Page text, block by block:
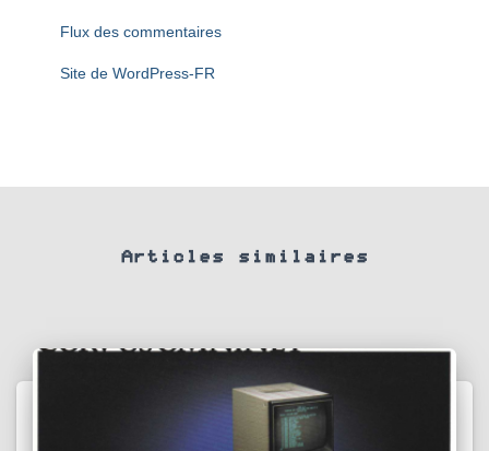
Flux des commentaires
Site de WordPress-FR
Articles similaires